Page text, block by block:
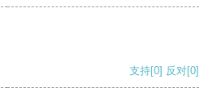
支持[0] 反对[0]